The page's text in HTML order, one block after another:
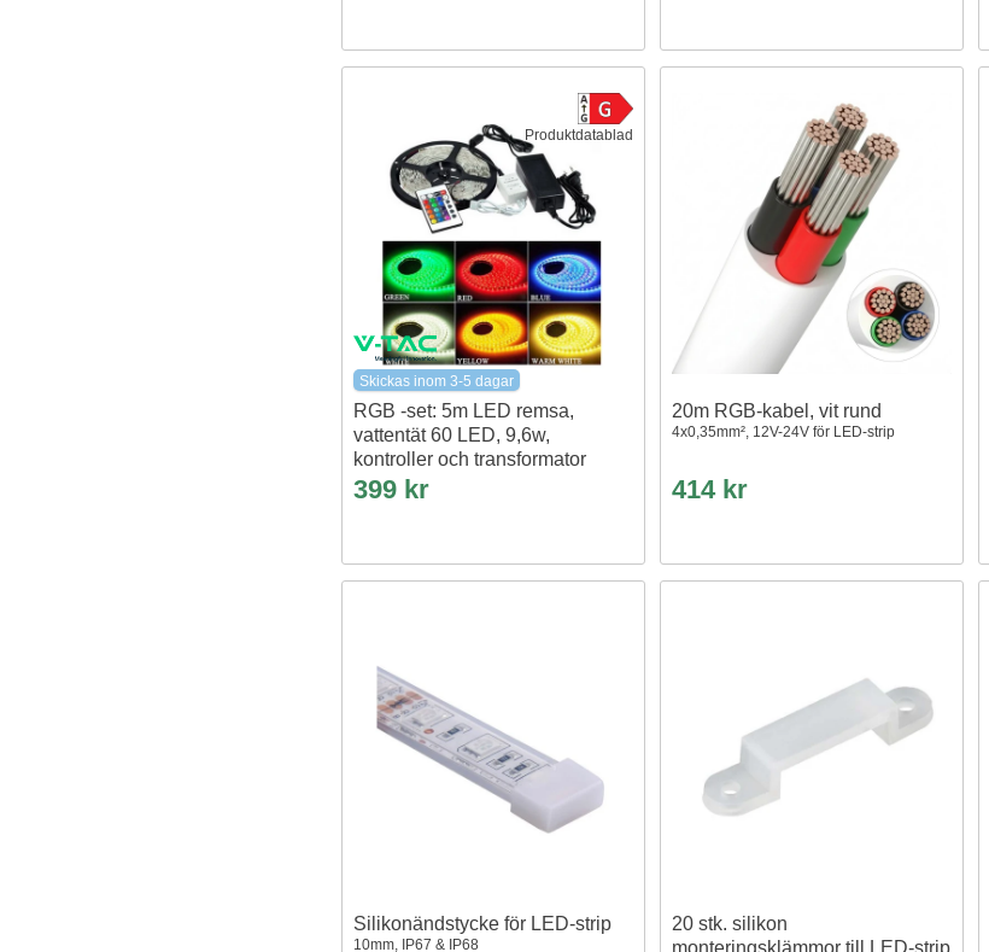
Produktdatablad
Skickas inom 3-5 dagar
RGB -set: 5m LED remsa,
vattentät 60 LED, 9,6w,
kontroller och transformator
399 kr
20m RGB-kabel, vit rund
4x0,35mm², 12V-24V för LED-strip
414 kr
Silikonändstycke för LED-strip
10mm, IP67 & IP68
20 stk. silikon
monteringsklämmor till LED-strip